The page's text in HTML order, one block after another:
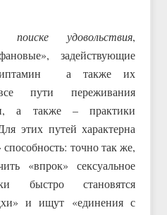
поиске удовольствия,
задействующие
а также их
пути переживания
а также – практики
этих путей характерна
точно так же,
«впрок» сексуальное
быстро становятся
и ищут «единения с